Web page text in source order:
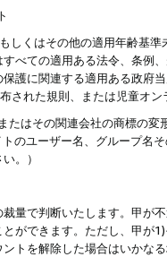
しくはその他の適用年齢基
べての適用ある法令、条例
護に関連する適用ある政府
された規則、または児童オン
たはその関連会社の商標の
のユーザー名、グループ名
。）
量で判断いたします。甲が
ができます。ただし、甲が
トを解除した場合はいかな